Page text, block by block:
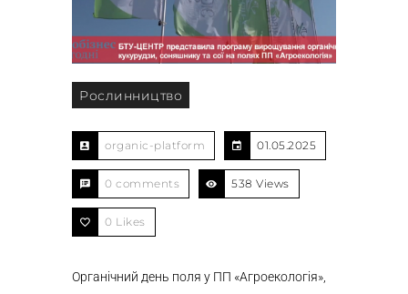
Рослинництво
organic-platform 01.05.2025
0 comments 538 Views
0 Likes
Органічний день поля у ПП «Агроекологія»,